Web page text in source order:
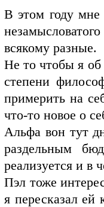
В этом году мне
всякому разные.
Не то чтобы я об
степени
примерить на
что-то новое о
Альфа вон тут
раздельным
реализуется и в
Пэл тоже
я пересказал ей